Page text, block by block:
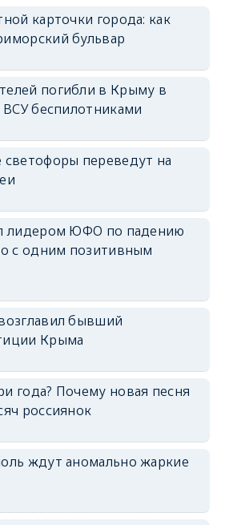
карточки города: как
бульвар
погибли в Крыму в
ВСУ беспилотниками
светофоры переведут на
лидером ЮФО по падению
с одним позитивным
бывший
Крыма
года? Почему новая песня
россиянок
ждут аномально жаркие